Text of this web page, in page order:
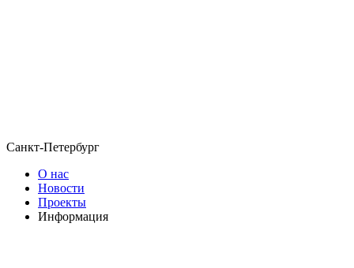
Санкт-Петербург
О нас
Новости
Проекты
Информация